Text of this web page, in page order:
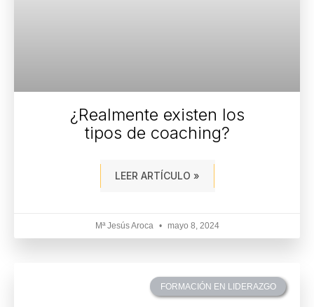
¿Realmente existen los
tipos de coaching?
LEER ARTÍCULO »
Mª Jesús Aroca mayo 8, 2024
FORMACIÓN EN LIDERAZGO